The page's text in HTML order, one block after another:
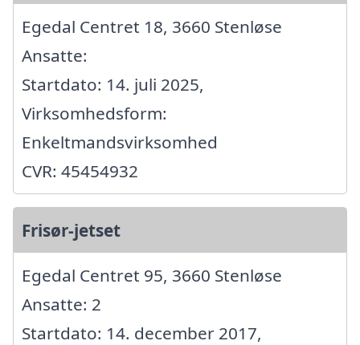
Egedal Centret 18, 3660 Stenløse
Ansatte:
Startdato: 14. juli 2025,
Virksomhedsform:
Enkeltmandsvirksomhed
CVR: 45454932
Frisør-jetset
Egedal Centret 95, 3660 Stenløse
Ansatte: 2
Startdato: 14. december 2017,